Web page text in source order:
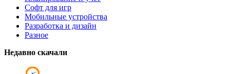
Софт для игр
Мобильные устройства
Разработка и дизайн
Разное
Недавно скачали